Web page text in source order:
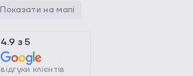
Показати на мапі
4.9 з5
відгуки клієнтів